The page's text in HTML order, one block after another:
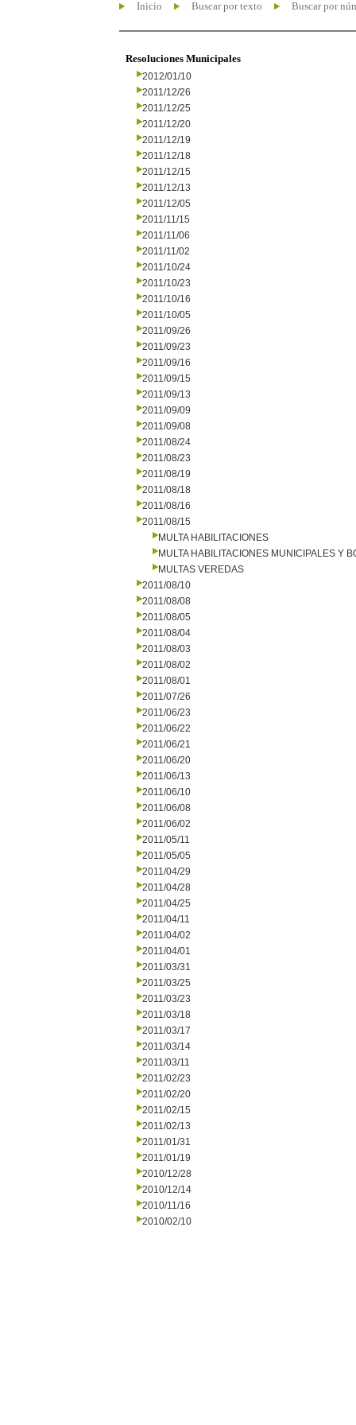
Inicio Buscar por texto Buscar por
Resoluciones Municipales
2012/01/10
2011/12/26
2011/12/25
2011/12/20
2011/12/19
2011/12/18
2011/12/15
2011/12/13
2011/12/05
2011/11/15
2011/11/06
2011/11/02
2011/10/24
2011/10/23
2011/10/16
2011/10/05
2011/09/26
2011/09/23
2011/09/16
2011/09/15
2011/09/13
2011/09/09
2011/09/08
2011/08/24
2011/08/23
2011/08/19
2011/08/18
2011/08/16
2011/08/15
MULTA HABILITACIONES
MULTA HABILITACIONES MUNICIPALES Y
MULTAS VEREDAS
2011/08/10
2011/08/08
2011/08/05
2011/08/04
2011/08/03
2011/08/02
2011/08/01
2011/07/26
2011/06/23
2011/06/22
2011/06/21
2011/06/20
2011/06/13
2011/06/10
2011/06/08
2011/06/02
2011/05/11
2011/05/05
2011/04/29
2011/04/28
2011/04/25
2011/04/11
2011/04/02
2011/04/01
2011/03/31
2011/03/25
2011/03/23
2011/03/18
2011/03/17
2011/03/14
2011/03/11
2011/02/23
2011/02/20
2011/02/15
2011/02/13
2011/01/31
2011/01/19
2010/12/28
2010/12/14
2010/11/16
2010/02/10